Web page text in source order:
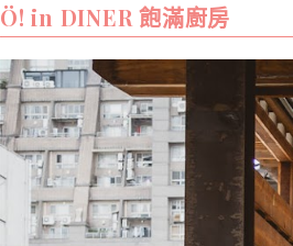
Ö! in DINER 飽滿廚房